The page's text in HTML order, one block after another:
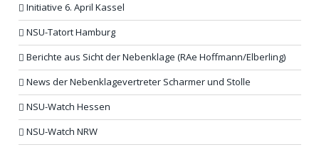
Initiative 6. April Kassel
NSU-Tatort Hamburg
Berichte aus Sicht der Nebenklage (RAe Hoffmann/Elberling)
News der Nebenklagevertreter Scharmer und Stolle
NSU-Watch Hessen
NSU-Watch NRW